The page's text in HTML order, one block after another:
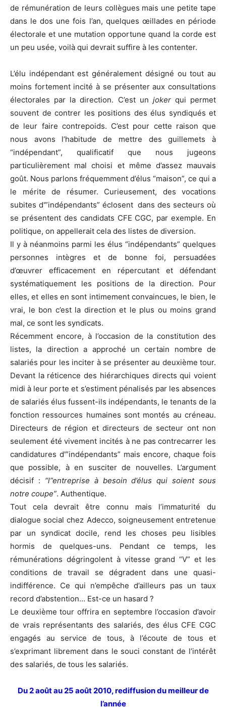
de rémunération de leurs collègues mais une petite tape
dans le dos une fois l’an, quelques œillades en période
électorale et une mutation opportune quand la corde est
un peu usée, voilà qui devrait suffire à les contenter.
L’élu indépendant est généralement désigné ou tout au
moins fortement incité à se présenter aux consultations
électorales par la direction. C’est un jokerqui permet
souvent de contrer les positions des élus syndiqués et
de leur faire contrepoids. C’est pour cette raison que
nous avons l’habitude de mettre des guillemets à
“indépendant”, qualificatif que nous jugeons
particulièrement mal choisi et même d’assez mauvais
goût. Nous parlons fréquemment d’élus “maison”, ce qui a
le mérite de résumer. Curieusement, des vocations
subites d'”indépendants” éclosent dans des secteurs où
se présentent des candidats CFE CGC, par exemple. En
politique, on appellerait cela des listes de diversion.
Il y à néanmoins parmi les élus “indépendants” quelques
personnes intègres et de bonne foi, persuadées
d’œuvrer efficacement en répercutant et défendant
systématiquement les positions de la direction. Pour
elles, et elles en sont intimement convaincues, le bien, le
vrai, le bon c’est la direction et le plus ou moins grand
mal, ce sont les syndicats.
Récemment encore, à l’occasion de la constitution des
listes, la direction a approché un certain nombre de
salariés pour les inciter à se présenter au deuxième tour.
Devant la réticence des hiérarchiques directs qui voient
midi à leur porte et s’estiment pénalisés par les absences
de salariés élus fussent-ils indépendants, le tenants de la
fonction ressources humaines sont montés au créneau.
Directeurs de région et directeurs de secteur ont non
seulement été vivement incités à ne pas contrecarrer les
candidatures d'”indépendants” mais encore, chaque fois
que possible, à en susciter de nouvelles. L’argument
décisif : “l”entreprise à besoin d’élus qui soient sous
notre coupe”. Authentique.
Tout cela devrait être connu mais l’immaturité du
dialogue social chez Adecco, soigneusement entretenue
par un syndicat docile, rend les choses peu lisibles
hormis de quelques-uns. Pendant ce temps, les
rémunérations dégringolent à vitesse grand “V” et les
conditions de travail se dégradent dans une quasi-
indifférence. Ce qui n’empêche d’ailleurs pas un taux
record d’abstention… Est-ce un hasard ?
Le deuxième tour offrira en septembre l’occasion d’avoir
de vrais représentants des salariés, des élus CFE CGC
engagés au service de tous, à l’écoute de tous et
s’exprimant librement dans le souci constant de l’intérêt
des salariés, de tous les salariés.
Du 2 août au 25 août 2010, rediffusion du meilleur de
l’année